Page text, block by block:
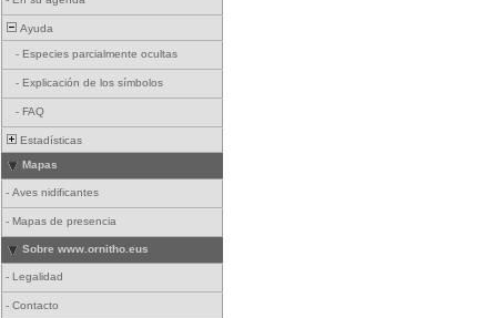
Ayuda
- Especies parcialmente ocultas
- Explicación de los símbolos
- FAQ
Estadísticas
Mapas
- Aves nidificantes
- Mapas de presencia
Sobre www.ornitho.eus
- Legalidad
- Contacto